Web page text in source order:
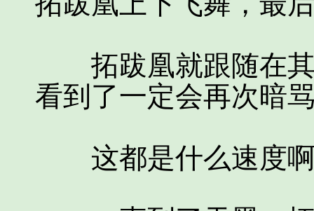
拓跋凰就跟随在其
看到了一定会再次暗
这都是什么速度